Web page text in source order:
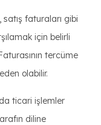
satış faturaları gibi
için belirli
tercüme
olabilir.
ticari işlemler
diline